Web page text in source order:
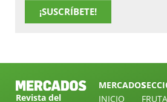
¡SUSCRÍBETE!
Revista del
MERCADOS
INICIO